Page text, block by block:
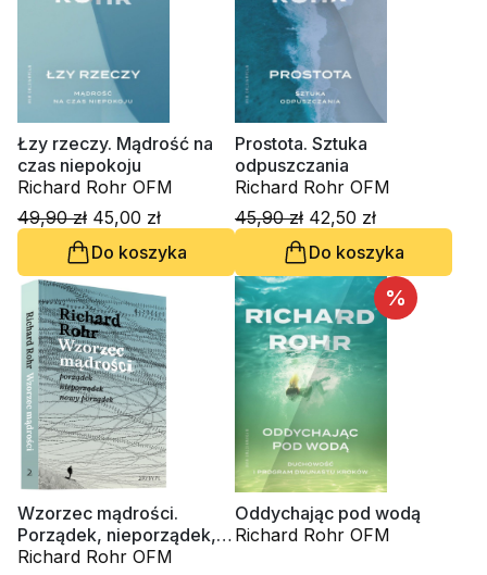
Łzy rzeczy. Mądrość na
czas niepokoju
Richard Rohr OFM
49,90 zł 45,00 zł
Do koszyka
Prostota. Sztuka
odpuszczania
Richard Rohr OFM
45,90 zł 42,50 zł
Do koszyka
Wzorzec mądrości.
Porządek, nieporządek,
nowy porządek
Richard Rohr OFM
%
Oddychając pod wodą
Richard Rohr OFM